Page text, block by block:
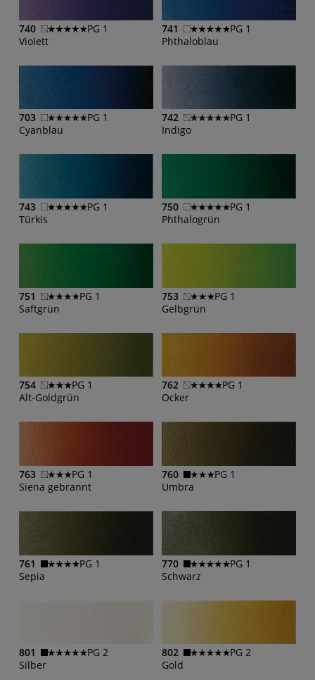
740
PG 1
Violett
741
PG 1
Phthaloblau
703
PG 1
Cyanblau
742
PG 1
Indigo
743
PG 1
Türkis
750
PG 1
Phthalogrün
751
PG 1
Saftgrün
753
PG 1
Gelbgrün
754
PG 1
Alt-Goldgrün
762
PG 1
Ocker
763
PG 1
Siena gebrannt
760
PG 1
Umbra
761
PG 1
Sepia
770
PG 1
Schwarz
801
PG 2
Silber
802
PG 2
Gold